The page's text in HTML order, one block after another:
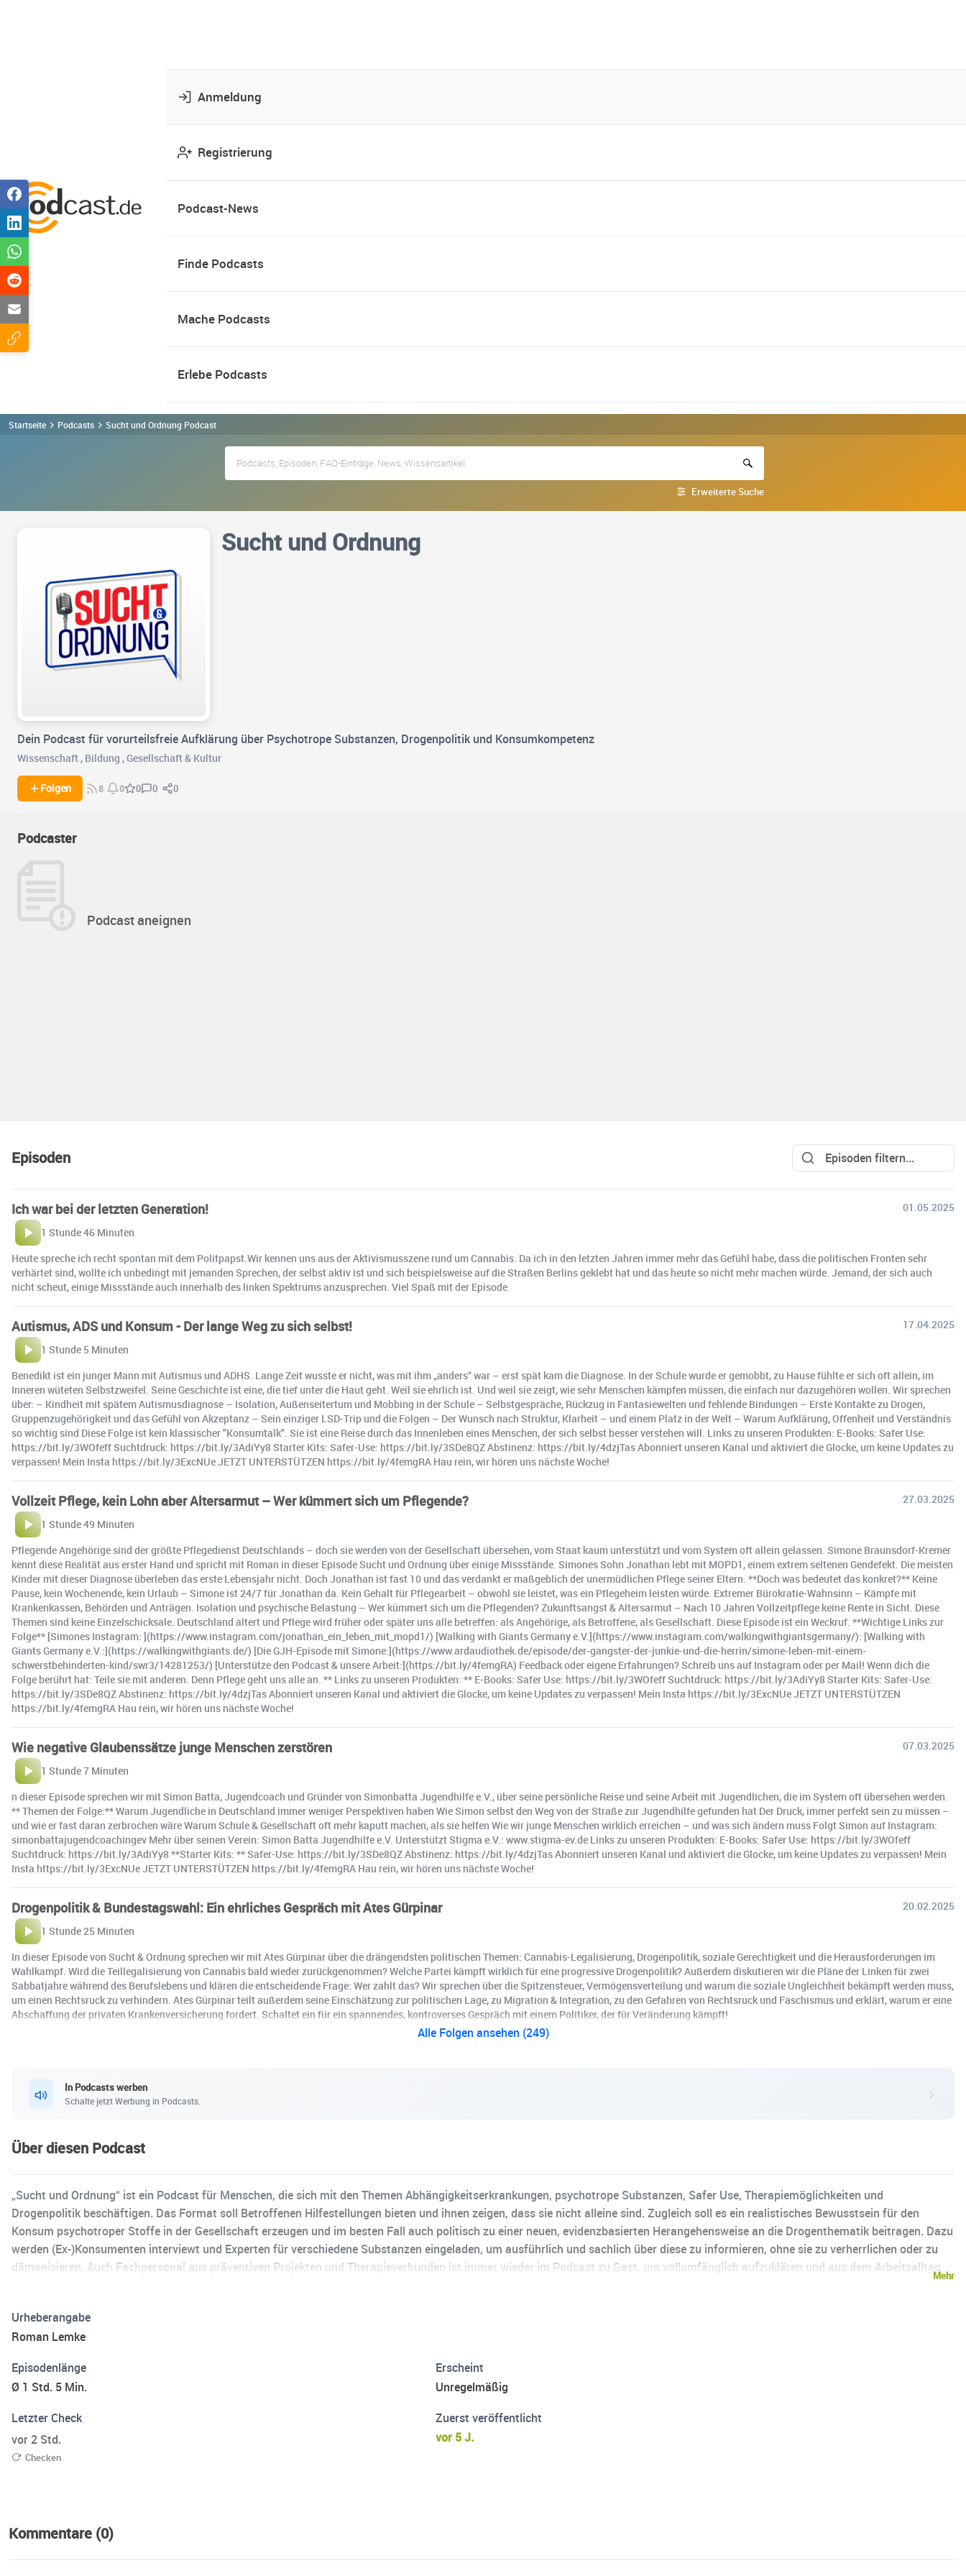
Anmeldung
Registrierung
Podcast-News
Finde Podcasts
Mache Podcasts
Erlebe Podcasts
Startseite Podcasts Sucht und Ordnung Podcast
Erweiterte Suche
Sucht und Ordnung
Dein Podcast für vorurteilsfreie Aufklärung über Psychotrope Substanzen, Drogenpolitik und Konsumkompetenz
Wissenschaft , Bildung ,Gesellschaft & Kultur
Folgen 8 0 0 0 0
Podcaster
Podcast aneignen
Episoden
Ich war bei der letzten Generation!
01.05.2025
1 Stunde 46 Minuten
Heute spreche ich recht spontan mit dem Politpapst.Wir kennen uns aus der Aktivismusszene rund um Cannabis. Da ich in den letzten Jahren immer mehr das Gefühl habe, dass die politischen Fronten sehr
verhärtet sind, wollte ich unbedingt mit jemanden Sprechen, der selbst aktiv ist und sich beispielsweise auf die Straßen Berlins geklebt hat und das heute so nicht mehr machen würde. Jemand, der sich auch
nicht scheut, einige Missstände auch innerhalb des linken Spektrums anzusprechen. Viel Spaß mit der Episode
Autismus, ADS und Konsum - Der lange Weg zu sich selbst!
17.04.2025
1 Stunde 5 Minuten
Benedikt ist ein junger Mann mit Autismus und ADHS. Lange Zeit wusste er nicht, was mit ihm „anders“ war – erst spät kam die Diagnose. In der Schule wurde er gemobbt, zu Hause fühlte er sich oft allein, im
Inneren wüteten Selbstzweifel. Seine Geschichte ist eine, die tief unter die Haut geht. Weil sie ehrlich ist. Und weil sie zeigt, wie sehr Menschen kämpfen müssen, die einfach nur dazugehören wollen. Wir sprechen
über: – Kindheit mit spätem Autismusdiagnose – Isolation, Außenseitertum und Mobbing in der Schule – Selbstgespräche, Rückzug in Fantasiewelten und fehlende Bindungen – Erste Kontakte zu Drogen,
Gruppenzugehörigkeit und das Gefühl von Akzeptanz – Sein einziger LSD-Trip und die Folgen – Der Wunsch nach Struktur, Klarheit – und einem Platz in der Welt – Warum Aufklärung, Offenheit und Verständnis
so wichtig sind Diese Folge ist kein klassischer "Konsumtalk". Sie ist eine Reise durch das Innenleben eines Menschen, der sich selbst besser verstehen will. Links zu unseren Produkten: E-Books: Safer Use:
https://bit.ly/3WOfeff Suchtdruck: https://bit.ly/3AdiYy8 Starter Kits: Safer-Use: https://bit.ly/3SDe8QZ Abstinenz: https://bit.ly/4dzjTas Abonniert unseren Kanal und aktiviert die Glocke, um keine Updates zu
verpassen! Mein Insta https://bit.ly/3ExcNUe JETZT UNTERSTÜTZEN https://bit.ly/4femgRA Hau rein, wir hören uns nächste Woche!
Vollzeit Pflege, kein Lohn aber Altersarmut – Wer kümmert sich um Pflegende?
27.03.2025
1 Stunde 49 Minuten
Pflegende Angehörige sind der größte Pflegedienst Deutschlands – doch sie werden von der Gesellschaft übersehen, vom Staat kaum unterstützt und vom System oft allein gelassen. Simone Braunsdorf-Kremer
kennt diese Realität aus erster Hand und spricht mit Roman in dieser Episode Sucht und Ordnung über einige Missstände. Simones Sohn Jonathan lebt mit MOPD1, einem extrem seltenen Gendefekt. Die meisten
Kinder mit dieser Diagnose überleben das erste Lebensjahr nicht. Doch Jonathan ist fast 10 und das verdankt er maßgeblich der unermüdlichen Pflege seiner Eltern. **Doch was bedeutet das konkret?** Keine
Pause, kein Wochenende, kein Urlaub – Simone ist 24/7 für Jonathan da. Kein Gehalt für Pflegearbeit – obwohl sie leistet, was ein Pflegeheim leisten würde. Extremer Bürokratie-Wahnsinn – Kämpfe mit
Krankenkassen, Behörden und Anträgen. Isolation und psychische Belastung – Wer kümmert sich um die Pflegenden? Zukunftsangst & Altersarmut – Nach 10 Jahren Vollzeitpflege keine Rente in Sicht. Diese
Themen sind keine Einzelschicksale. Deutschland altert und Pflege wird früher oder später uns alle betreffen: als Angehörige, als Betroffene, als Gesellschaft. Diese Episode ist ein Weckruf. **Wichtige Links zur
Folge** [Simones Instagram: ](https://www.instagram.com/jonathan_ein_leben_mit_mopd1/) [Walking with Giants Germany e.V.](https://www.instagram.com/walkingwithgiantsgermany/): [Walking with
Giants Germany e.V.:](https://walkingwithgiants.de/) [Die GJH-Episode mit Simone:](https://www.ardaudiothek.de/episode/der-gangster-der-junkie-und-die-herrin/simone-leben-mit-einem-
schwerstbehinderten-kind/swr3/14281253/) [Unterstütze den Podcast & unsere Arbeit:](https://bit.ly/4femgRA) Feedback oder eigene Erfahrungen? Schreib uns auf Instagram oder per Mail! Wenn dich die
Folge berührt hat: Teile sie mit anderen. Denn Pflege geht uns alle an. ** Links zu unseren Produkten: ** E-Books: Safer Use: https://bit.ly/3WOfeff Suchtdruck: https://bit.ly/3AdiYy8 Starter Kits: Safer-Use:
https://bit.ly/3SDe8QZ Abstinenz: https://bit.ly/4dzjTas Abonniert unseren Kanal und aktiviert die Glocke, um keine Updates zu verpassen! Mein Insta https://bit.ly/3ExcNUe JETZT UNTERSTÜTZEN
https://bit.ly/4femgRA Hau rein, wir hören uns nächste Woche!
Wie negative Glaubenssätze junge Menschen zerstören
07.03.2025
1 Stunde 7 Minuten
n dieser Episode sprechen wir mit Simon Batta, Jugendcoach und Gründer von Simonbatta Jugendhilfe e.V., über seine persönliche Reise und seine Arbeit mit Jugendlichen, die im System oft übersehen werden.
** Themen der Folge:** Warum Jugendliche in Deutschland immer weniger Perspektiven haben Wie Simon selbst den Weg von der Straße zur Jugendhilfe gefunden hat Der Druck, immer perfekt sein zu müssen –
und wie er fast daran zerbrochen wäre Warum Schule & Gesellschaft oft mehr kaputt machen, als sie helfen Wie wir junge Menschen wirklich erreichen – und was sich ändern muss Folgt Simon auf Instagram:
simonbattajugendcoachingev Mehr über seinen Verein: Simon Batta Jugendhilfe e.V. Unterstützt Stigma e.V.: www.stigma-ev.de Links zu unseren Produkten: E-Books: Safer Use: https://bit.ly/3WOfeff
Suchtdruck: https://bit.ly/3AdiYy8 **Starter Kits: ** Safer-Use: https://bit.ly/3SDe8QZ Abstinenz: https://bit.ly/4dzjTas Abonniert unseren Kanal und aktiviert die Glocke, um keine Updates zu verpassen! Mein
Insta https://bit.ly/3ExcNUe JETZT UNTERSTÜTZEN https://bit.ly/4femgRA Hau rein, wir hören uns nächste Woche!
Drogenpolitik & Bundestagswahl: Ein ehrliches Gespräch mit Ates Gürpinar
20.02.2025
1 Stunde 25 Minuten
In dieser Episode von Sucht & Ordnung sprechen wir mit Ates Gürpinar über die drängendsten politischen Themen: Cannabis-Legalisierung, Drogenpolitik, soziale Gerechtigkeit und die Herausforderungen im
Wahlkampf. Wird die Teillegalisierung von Cannabis bald wieder zurückgenommen? Welche Partei kämpft wirklich für eine progressive Drogenpolitik? Außerdem diskutieren wir die Pläne der Linken für zwei
Sabbatjahre während des Berufslebens und klären die entscheidende Frage: Wer zahlt das? Wir sprechen über die Spitzensteuer, Vermögensverteilung und warum die soziale Ungleichheit bekämpft werden muss,
um einen Rechtsruck zu verhindern. Ates Gürpinar teilt außerdem seine Einschätzung zur politischen Lage, zu Migration & Integration, zu den Gefahren von Rechtsruck und Faschismus und erklärt, warum er eine
Abschaffung der privaten Krankenversicherung fordert. Schaltet ein für ein spannendes, kontroverses Gespräch mit einem Politiker, der für Veränderung kämpft!
Alle Folgen ansehen (249)
In Podcasts werben
Schalte jetzt Werbung in Podcasts.
Über diesen Podcast
„Sucht und Ordnung“ ist ein Podcast für Menschen, die sich mit den Themen Abhängigkeitserkrankungen, psychotrope Substanzen, Safer Use, Therapiemöglichkeiten und
Drogenpolitik beschäftigen. Das Format soll Betroffenen Hilfestellungen bieten und ihnen zeigen, dass sie nicht alleine sind. Zugleich soll es ein realistisches Bewusstsein für den
Konsum psychotroper Stoffe in der Gesellschaft erzeugen und im besten Fall auch politisch zu einer neuen, evidenzbasierten Herangehensweise an die Drogenthematik beitragen. Dazu
werden (Ex-)Konsumenten interviewt und Experten für verschiedene Substanzen eingeladen, um ausführlich und sachlich über diese zu informieren, ohne sie zu verherrlichen oder zu
dämonisieren. Auch Fachpersonal aus präventiven Projekten und Therapieverbunden ist immer wieder im Podcast zu Gast, um vollumfänglich aufzuklären und aus dem Arbeitsalltag
Mehr
Urheberangabe
Roman Lemke
Episodenlänge
Ø 1 Std. 5 Min.
Erscheint
Unregelmäßig
Letzter Check
vor 2 Std.
Checken
Zuerst veröffentlicht
vor 5 J.
Kommentare (0)